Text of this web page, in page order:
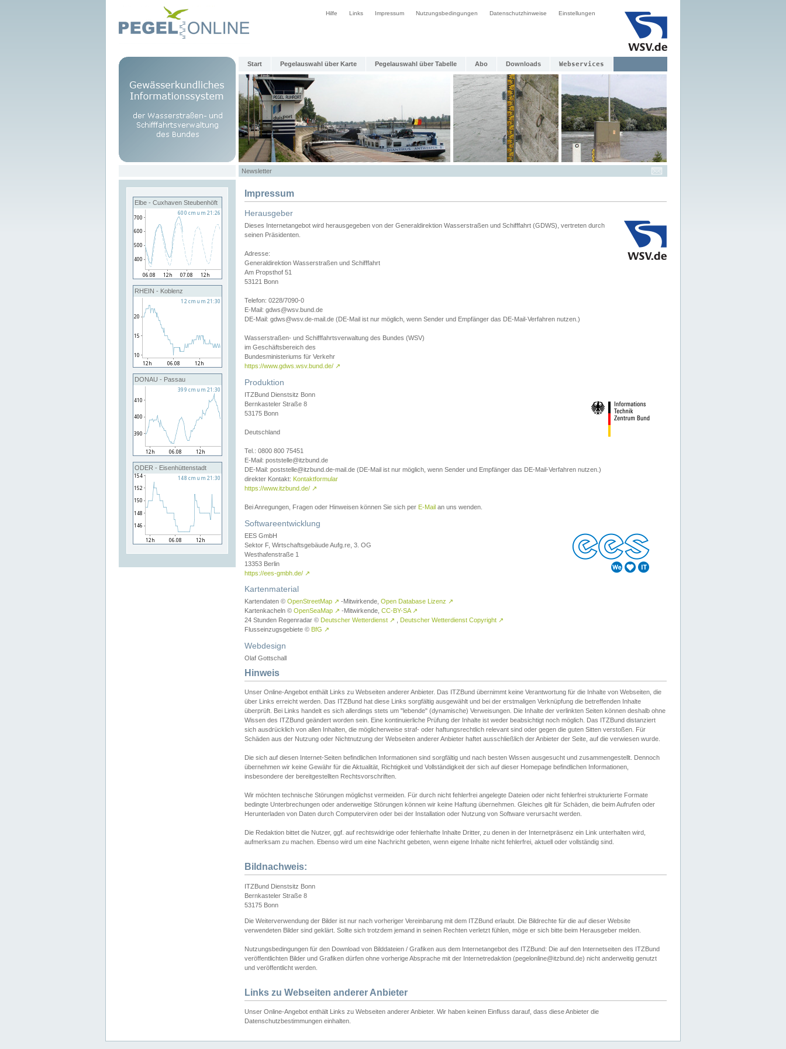
Hilfe Links Impressum Nutzungsbedingungen Datenschutzhinweise Einstellungen
Start Pegelauswahl über Karte Pegelauswahl über Tabelle Abo Downloads Webservices
Newsletter
Elbe - Cuxhaven Steubenhöft
RHEIN - Koblenz
DONAU - Passau
ODER - Eisenhüttenstadt
Impressum
Herausgeber
Dieses Internetangebot wird herausgegeben von der Generaldirektion Wasserstraßen und Schifffahrt (GDWS), vertreten durch
seinen Präsidenten.
Adresse:
Generaldirektion Wasserstraßen und Schifffahrt
Am Propsthof 51
53121 Bonn
Telefon: 0228/7090-0
E-Mail: gdws@wsv.bund.de
DE-Mail: gdws@wsv.de-mail.de (DE-Mail ist nur möglich, wenn Sender und Empfänger das DE-Mail-Verfahren nutzen.)
Wasserstraßen- und Schifffahrtsverwaltung des Bundes (WSV)
im Geschäftsbereich des
Bundesministeriums für Verkehr
https://www.gdws.wsv.bund.de/ ↗
Produktion
ITZBund Dienstsitz Bonn
Bernkasteler Straße 8
53175 Bonn
Deutschland
Tel.: 0800 800 75451
E-Mail: poststelle@itzbund.de
DE-Mail: poststelle@itzbund.de-mail.de (DE-Mail ist nur möglich, wenn Sender und Empfänger das DE-Mail-Verfahren nutzen.)
direkter Kontakt: Kontaktformular
https://www.itzbund.de/ ↗
Bei Anregungen, Fragen oder Hinweisen können Sie sich per E-Mail an uns wenden.
Softwareentwicklung
EES GmbH
Sektor F, Wirtschaftsgebäude Aufg.re, 3. OG
Westhafenstraße 1
13353 Berlin
https://ees-gmbh.de/ ↗
Kartenmaterial
Kartendaten © OpenStreetMap ↗ -Mitwirkende, Open Database Lizenz ↗
Kartenkacheln © OpenSeaMap ↗ -Mitwirkende, CC-BY-SA ↗
24 Stunden Regenradar © Deutscher Wetterdienst ↗ Deutscher Wetterdienst Copyright ↗
Flusseinzugsgebiete © BfG ↗
Webdesign
Olaf Gottschall
Hinweis
Unser Online-Angebot enthält Links zu Webseiten anderer Anbieter. Das ITZBund übernimmt keine Verantwortung für die Inhalte von Webseiten, die
über Links erreicht werden. Das ITZBund hat diese Links sorgfältig ausgewählt und bei der erstmaligen Verknüpfung die betreffenden Inhalte
überprüft. Bei Links handelt es sich allerdings stets um "lebende" (dynamische) Verweisungen. Die Inhalte der verlinkten Seiten können deshalb ohne
Wissen des ITZBund geändert worden sein. Eine kontinuierliche Prüfung der Inhalte ist weder beabsichtigt noch möglich. Das ITZBund distanziert
sich ausdrücklich von allen Inhalten, die möglicherweise straf- oder haftungsrechtlich relevant sind oder gegen die guten Sitten verstoßen. Für
Schäden aus der Nutzung oder Nichtnutzung der Webseiten anderer Anbieter haftet ausschließlich der Anbieter der Seite, auf die verwiesen wurde.
Die sich auf diesen Internet-Seiten befindlichen Informationen sind sorgfältig und nach besten Wissen ausgesucht und zusammengestellt. Dennoch
übernehmen wir keine Gewähr für die Aktualität, Richtigkeit und Vollständigkeit der sich auf dieser Homepage befindlichen Informationen,
insbesondere der bereitgestellten Rechtsvorschriften.
Wir möchten technische Störungen möglichst vermeiden. Für durch nicht fehlerfrei angelegte Dateien oder nicht fehlerfrei strukturierte Formate
bedingte Unterbrechungen oder anderweitige Störungen können wir keine Haftung übernehmen. Gleiches gilt für Schäden, die beim Aufrufen oder
Herunterladen von Daten durch Computerviren oder bei der Installation oder Nutzung von Software verursacht werden.
Die Redaktion bittet die Nutzer, ggf. auf rechtswidrige oder fehlerhafte Inhalte Dritter, zu denen in der Internetpräsenz ein Link unterhalten wird,
aufmerksam zu machen. Ebenso wird um eine Nachricht gebeten, wenn eigene Inhalte nicht fehlerfrei, aktuell oder vollständig sind.
Bildnachweis:
ITZBund Dienstsitz Bonn
Bernkasteler Straße 8
53175 Bonn
Die Weiterverwendung der Bilder ist nur nach vorheriger Vereinbarung mit dem ITZBund erlaubt. Die Bildrechte für die auf dieser Website
verwendeten Bilder sind geklärt. Sollte sich trotzdem jemand in seinen Rechten verletzt fühlen, möge er sich bitte beim Herausgeber melden.
Nutzungsbedingungen für den Download von Bilddateien / Grafiken aus dem Internetangebot des ITZBund: Die auf den Internetseiten des ITZBund
veröffentlichten Bilder und Grafiken dürfen ohne vorherige Absprache mit der Internetredaktion (pegelonline@itzbund.de) nicht anderweitig genutzt
und veröffentlicht werden.
Links zu Webseiten anderer Anbieter
Unser Online-Angebot enthält Links zu Webseiten anderer Anbieter. Wir haben keinen Einfluss darauf, dass diese Anbieter die
Datenschutzbestimmungen einhalten.